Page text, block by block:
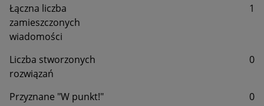
Łączna liczba
zamieszczonych
wiadomości
1
Liczba stworzonych
rozwiązań
0
Przyznane "W punkt!"
0